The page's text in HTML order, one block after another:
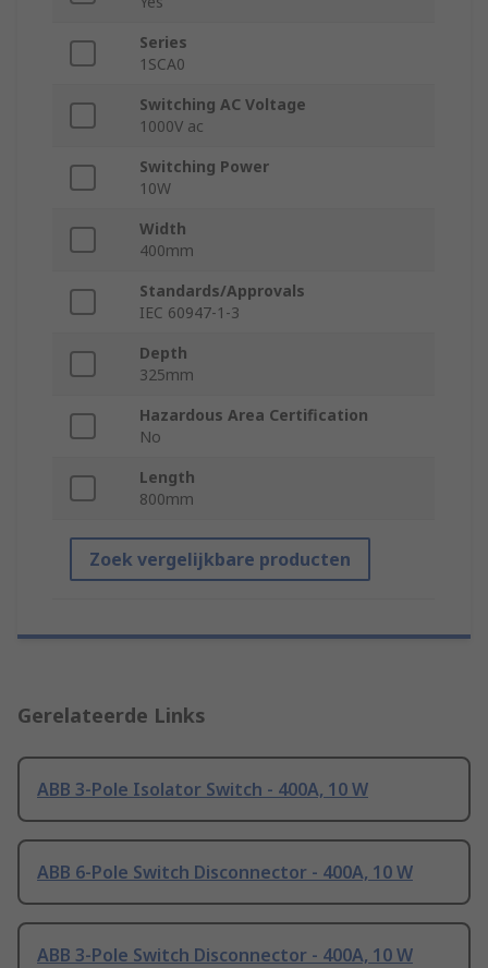
Series
1SCA0
Switching AC Voltage
1000V ac
Switching Power
10W
Width
400mm
Standards/Approvals
IEC 60947-1-3
Depth
325mm
Hazardous Area Certification
No
Length
800mm
Zoek vergelijkbare producten
Gerelateerde Links
ABB 3-Pole Isolator Switch - 400A, 10 W
ABB 6-Pole Switch Disconnector - 400A, 10 W
ABB 3-Pole Switch Disconnector - 400A, 10 W